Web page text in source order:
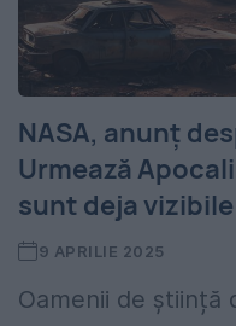
NASA, anunț
Urmează
sunt deja vizibile
9 APRILIE 2025
Oamenii de știință